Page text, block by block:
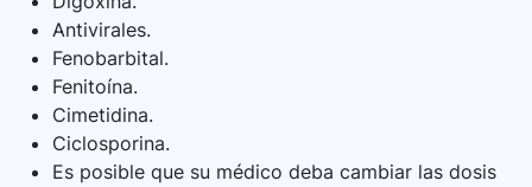
Antivirales.
Fenobarbital.
Fenitoína.
Cimetidina.
Ciclosporina.
Es posible que su médico deba cambiar las dosis